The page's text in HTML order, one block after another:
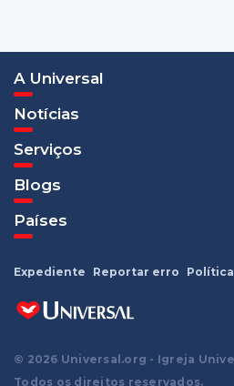
A Universal
Notícias
Serviços
Blogs
Países
© 2026 Universal.org - Igreja
Todos os direitos reservados.
Expediente Reportar erro